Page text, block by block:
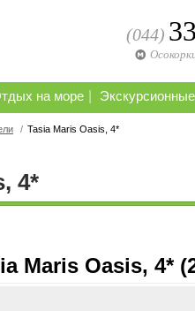
(044)
на море
/ Tasia Maris Oasis, 4*
4*
Maris Oasis, 4*